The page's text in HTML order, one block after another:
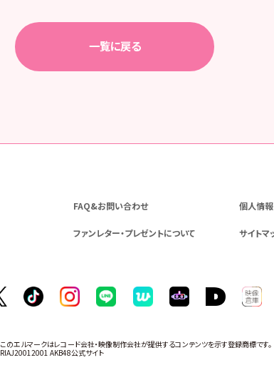
一覧に戻る
FAQ&お問い合わせ 個人情
ファンレター・プレゼントについて サイトマ
このエルマークはレコード会社・映像制作会社が提供するコンテンツを示す登録商標です。
RIAJ20012001 AKB48公式サイト